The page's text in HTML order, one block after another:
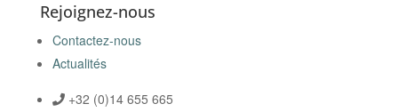
Rejoignez-nous
Contactez-nous
Actualités
+32 (0)14 655 665